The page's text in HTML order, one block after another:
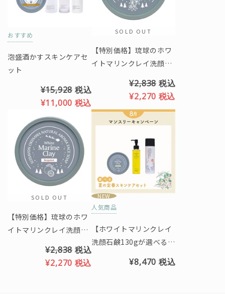
おすすめ
泡盛酒かすスキンケアセ
ット
¥15,928 税込
¥11,000税込
SOLD OUT
【特別価格】琉球のホワ
イトマリンクレイ洗顔石
の香り）※クリスマス限
定パッケージ
¥2,838 税込
¥2,270税込
SOLD OUT
【特別価格】琉球のホワ
イトマリンクレイ洗顔石
り）※クリスマス限定パ
¥2,838 税込
¥2,270税込
NEW
人気商品
【ホワイトマリンクレイ
洗顔石鹸130gが選べる】
¥8,470税込